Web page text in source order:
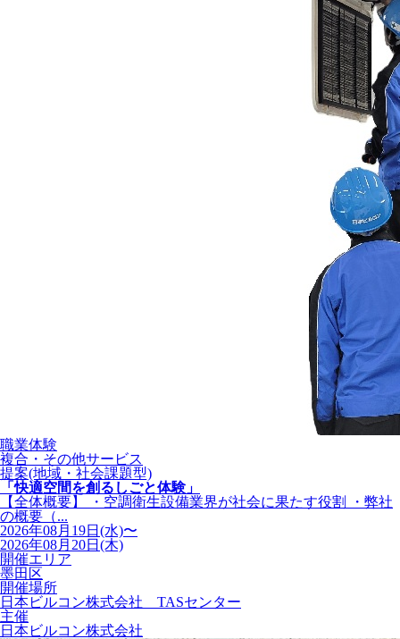
職業体験
複合・その他サービス
提案(地域・社会課題型)
「快適空間を創るしごと体験」
【全体概要】 ・空調衛生設備業界が社会に果たす役割 ・弊社
の概要（...
2026年08月19日(水)〜
2026年08月20日(木)
開催エリア
墨田区
開催場所
日本ビルコン株式会社 TASセンター
主催
日本ビルコン株式会社